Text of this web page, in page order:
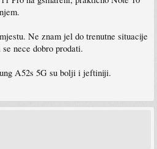
Ne znam jel do trenutne situacije
nece dobro prodati.
A52s 5G su bolji i jeftiniji.